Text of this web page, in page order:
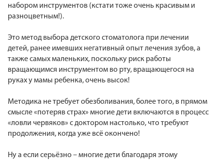
набором инструментов (кстати тоже очень красивым и
разноцветным!).
Это метод выбора детского стоматолога при лечении
детей, ранее имевших негативный опыт лечения зубов, а
также самых маленьких, поскольку риск работы
вращающимся инструментом во рту, вращающегося на
руках у мамы ребенка, очень высок!
Методика не требует обезболивания, более того, в прямом
смысле «потеряв страх» многие дети включаются в процесс
«ловли червяков» с доктором настолько, что требуют
продолжения, когда уже всё окончено!
Ну а если серьёзно – многие дети благодаря этому